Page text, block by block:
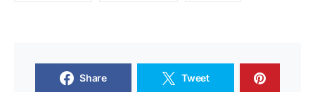
Share Tweet